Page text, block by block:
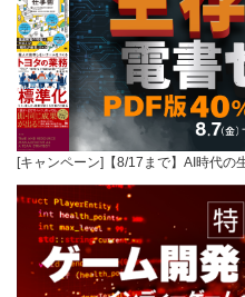
[キャンペーン]【8/17まで】AI時代